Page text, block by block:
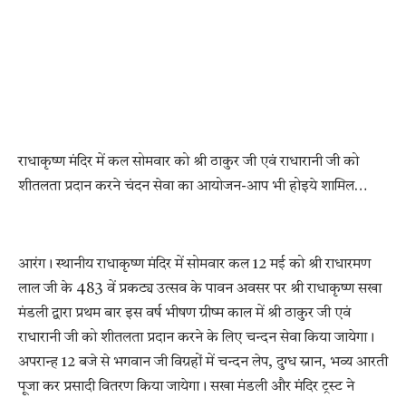
राधाकृष्ण मंदिर में कल सोमवार को श्री ठाकुर जी एवं राधारानी जी को
शीतलता प्रदान करने चंदन सेवा का आयोजन-आप भी होइये शामिल…
आरंग। स्थानीय राधाकृष्ण मंदिर में सोमवार कल 12 मई को श्री राधारमण
लाल जी के 483 वें प्रकट्य उत्सव के पावन अवसर पर श्री राधाकृष्ण सखा
मंडली द्वारा प्रथम बार इस वर्ष भीषण ग्रीष्म काल में श्री ठाकुर जी एवं
राधारानी जी को शीतलता प्रदान करने के लिए चन्दन सेवा किया जायेगा।
अपरान्ह 12 बजे से भगवान जी विग्रहों में चन्दन लेप, दुग्ध स्नान, भव्य आरती
पूजा कर प्रसादी वितरण किया जायेगा। सखा मंडली और मंदिर ट्रस्ट ने